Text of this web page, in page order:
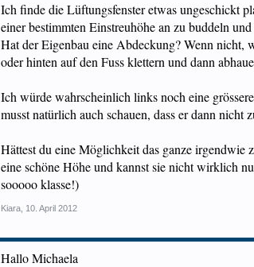
Ich finde die Lüftungsfenster etwas ungeschickt
einer bestimmten Einstreuhöhe an zu buddeln
Hat der Eigenbau eine Abdeckung? Wenn nicht,
oder hinten auf den Fuss klettern und dann
Ich würde wahrscheinlich links noch eine
musst natürlich auch schauen, dass er dann
Hättest du eine Möglichkeit das ganze irgendwie
eine schöne Höhe und kannst sie nicht wirklich
sooooo klasse!)
Kiara 10. April 2012
Hallo Michaela